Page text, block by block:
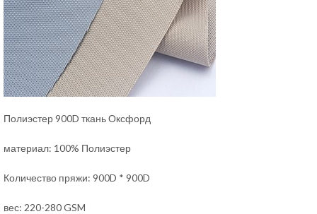
Полиэстер 900D ткань Оксфорд
материал: 100% Полиэстер
Количество пряжи: 900D * 900D
вес: 220-280 GSM